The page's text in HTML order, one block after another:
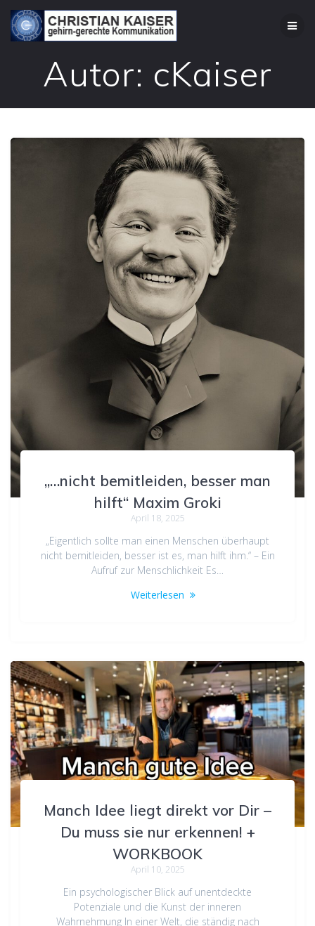
Zum
Inhalt
springen
Autor: cKaiser
„…nicht bemitleiden, besser man
hilft“ Maxim Groki
April 18, 2025
„Eigentlich sollte man einen Menschen überhaupt
nicht bemitleiden, besser ist es, man hilft ihm.“ – Ein
Aufruf zur Menschlichkeit Es…
Weiterlesen
Manch Idee liegt direkt vor Dir –
Du muss sie nur erkennen! +
WORKBOOK
April 10, 2025
Ein psychologischer Blick auf unentdeckte
Potenziale und die Kunst der inneren
Wahrnehmung In einer Welt, die ständig nach